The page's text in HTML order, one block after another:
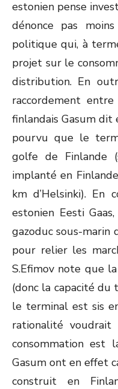
estonien pense
dénonce pas
politique qui, à
projet sur le
distribution. En
raccordement
finlandais Gasum dit
pourvu que le
golfe de Finlande
implanté en
km d’Helsinki). En
estonien Eesti
gazoduc sous-marin
pour relier les
S.Efimov note que
(donc la capacité du
le terminal est sis
rationalité
consommation est
Gasum ont en effet
construit en